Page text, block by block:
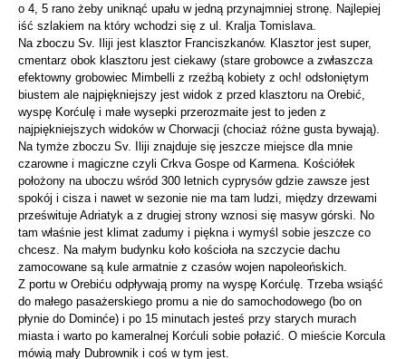
o 4, 5 rano żeby uniknąć upału w jedną przynajmniej stronę. Najlepiej
iść szlakiem na który wchodzi się z ul. Kralja Tomislava.
Na zboczu Sv. Iliji jest klasztor Franciszkanów. Klasztor jest super,
cmentarz obok klasztoru jest ciekawy (stare grobowce a zwłaszcza
efektowny grobowiec Mimbelli z rzeźbą kobiety z och! odsłoniętym
biustem ale najpiękniejszy jest widok z przed klasztoru na Orebić,
wyspę Korćulę i małe wysepki przerozmaite jest to jeden z
najpiękniejszych widoków w Chorwacji (chociaż różne gusta bywają).
Na tymże zboczu Sv. Iliji znajduje się jeszcze miejsce dla mnie
czarowne i magiczne czyli Crkva Gospe od Karmena. Kościółek
położony na uboczu wśród 300 letnich cyprysów gdzie zawsze jest
spokój i cisza i nawet w sezonie nie ma tam ludzi, między drzewami
prześwituje Adriatyk a z drugiej strony wznosi się masyw górski. No
tam właśnie jest klimat zadumy i piękna i wymyśl sobie jeszcze co
chcesz. Na małym budynku koło kościoła na szczycie dachu
zamocowane są kule armatnie z czasów wojen napoleońskich.
Z portu w Orebiću odpływają promy na wyspę Korćulę. Trzeba wsiąść
do małego pasażerskiego promu a nie do samochodowego (bo on
płynie do Dominće) i po 15 minutach jesteś przy starych murach
miasta i warto po kameralnej Korćuli sobie połazić. O mieście Korcula
mówią mały Dubrownik i coś w tym jest.